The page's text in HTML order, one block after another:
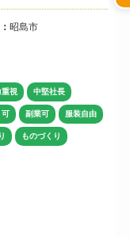
昭島市
視 中堅社長
可 副業可 服装自由
ものづくり